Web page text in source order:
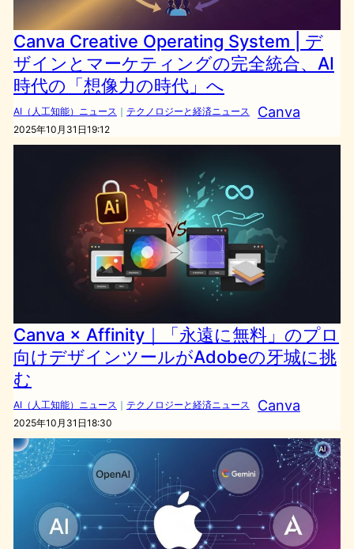
Canva Creative Operating System | デ
ザインとマーケティングの完全統合、AI
時代の「想像力の時代」へ
AI（人工知能）ニュース ｜ テクノロジーと経済ニュース Canva
2025年10月31日19:12
Canva × Affinity｜「永遠に無料」のプロ
向けデザインツールがAdobeの牙城に挑
む
AI（人工知能）ニュース ｜ テクノロジーと経済ニュース Canva
2025年10月31日18:30